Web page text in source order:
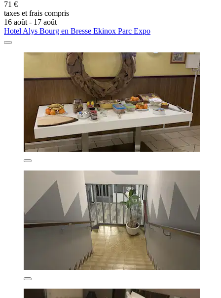
71 €
taxes et frais compris
16 août - 17 août
Hotel Alys Bourg en Bresse Ekinox Parc Expo